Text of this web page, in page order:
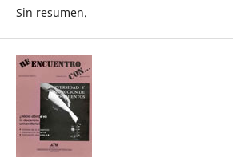
Sin resumen.